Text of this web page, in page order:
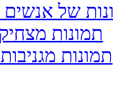
של אנשים
תמונות
תמונות